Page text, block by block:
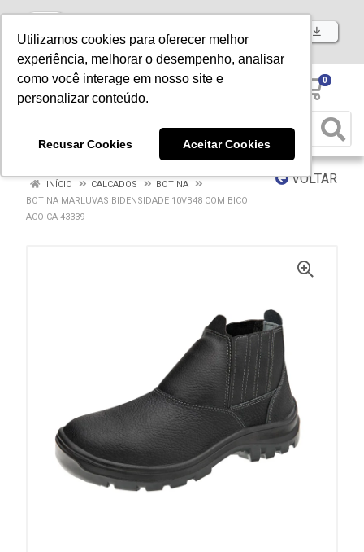
Utilizamos cookies para oferecer melhor
experiência, melhorar o desempenho, analisar
como você interage em nosso site e
personalizar conteúdo.
Recusar Cookies Aceitar Cookies
Baixe já nosso APP
0
VOLTAR
INÍCIO CALCADOS
BOTINA
BOTINA MARLUVAS BIDENSIDADE 10VB48 COM BICO
ACO CA 43339